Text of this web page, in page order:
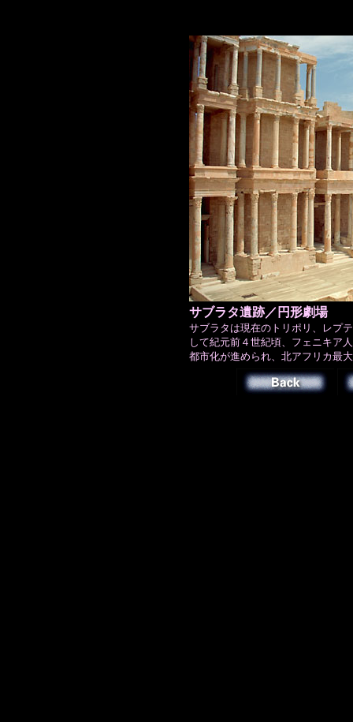
サブラタ遺跡／円形劇場
サブラタは現在のトリポリ、レプ
して紀元前４世紀頃、フェニキア
都市化が進められ、北アフリカ最